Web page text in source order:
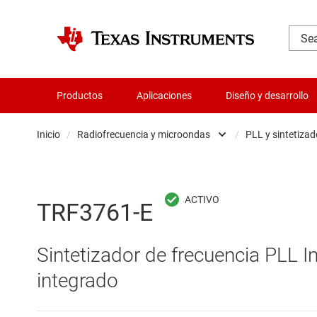
Productos Aplicaciones Diseño y desarrollo
Inicio / Radiofrecuencia y microondas
Aislamiento
Audio, háptica y piezoeléctrica
/ PLL y
TRF3761-E
Sintetizador de frecuencia PLL
integrado